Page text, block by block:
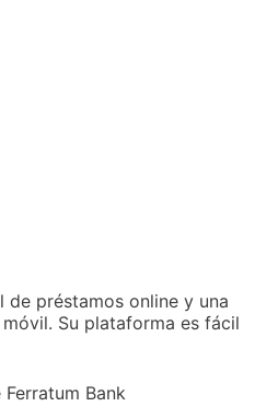
de préstamos online y una
Su plataforma es fácil
Bank